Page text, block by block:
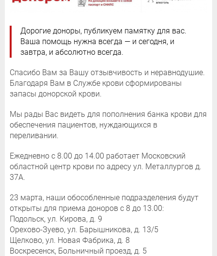
Дорогие доноры, публикуем памятку для вас.
Ваша помощь нужна всегда — и сегодня, и
завтра, и абсолютно всегда.
Спасибо Вам за Вашу отзывчивость и неравнодушие.
Благодаря Вам в Службе крови сформированы
запасы донорской крови.
Мы рады Вас видеть для пополнения банка крови для
обеспечения пациентов, нуждающихся в
переливании.
Ежедневно с 8.00 до 14.00 работает Московский
областной центр крови по адресу ул. Металлургов д.
37А.
23 марта, наши обособленные подразделения будут
открыты для приема доноров с 8 до 13.00:
Подольск, ул. Кирова, д. 9
Орехово-Зуево, ул. Барышникова, д. 13/5
Щелково, ул. Новая Фабрика, д. 8
Воскресенск, Больничный проезд, д. 5